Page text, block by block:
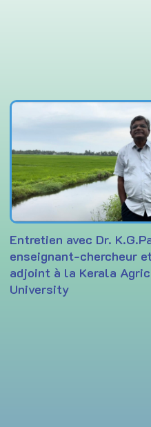
Entretien avec Dr.
enseignant-chercheur
adjoint à la Kerala
University